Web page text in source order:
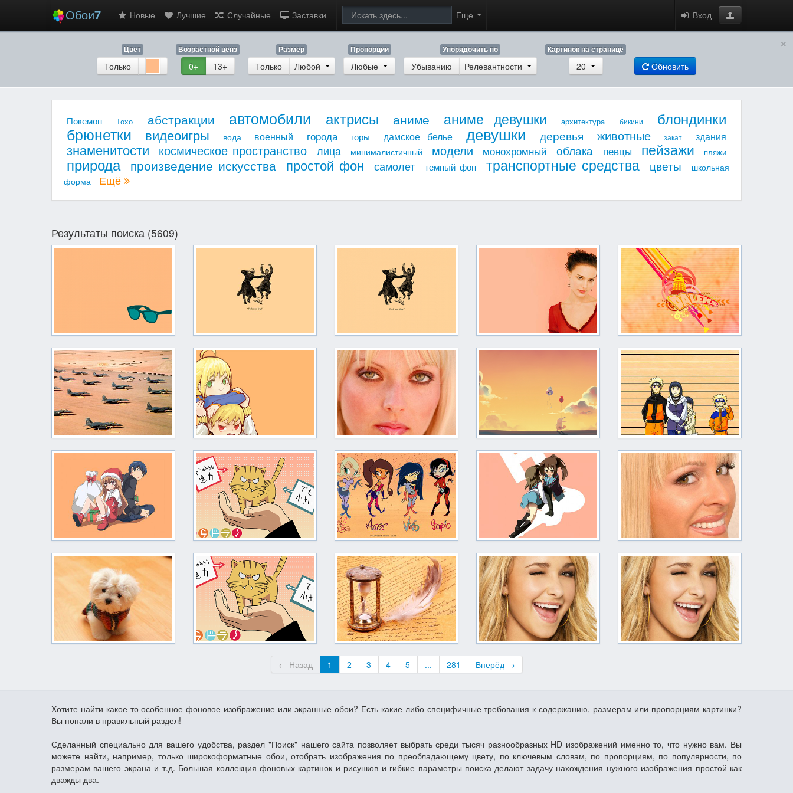
Обои7 Новые Лучшие Случайные Заставки Еще Вход
×
Цвет
Только
Возрастной ценз
0+ 13+
Размер
Только Любой
Пропорции
Любые
Упорядочить по
Убыванию Релевантности
Картинок на странице
20 Обновить
Покемон Тохо абстракции автомобили актрисы аниме аниме девушки архитектура бикини блондинки
брюнетки видеоигры вода военный города горы дамское белье девушки деревья животные закат здания
знаменитости космическое пространство лица минималистичный модели монохромный облака певцы пейзажи пляжи
природа произведение искусства простой фон самолет темный фон транспортные средства цветы
школьная
форма
Ещё
Результаты поиска (5609)
← Назад 1 2 3 4 5 ... 281 Вперёд →
Хотите найти какое-то особенное фоновое изображение или экранные обои? Есть какие-либо специфичные требования к содержанию, размерам или пропорциям картинки?
Вы попали в правильный раздел!
Сделанный специально для вашего удобства, раздел "Поиск" нашего сайта позволяет выбрать среди тысяч разнообразных HD изображений именно то, что нужно вам. Вы
можете найти, например, только широкоформатные обои, отобрать изображения по преобладающему цвету, по ключевым словам, по пропорциям, по популярности, по
размерам вашего экрана и т.д. Большая коллекция фоновых картинок и рисунков и гибкие параметры поиска делают задачу нахождения нужного изображения простой как
дважды два.